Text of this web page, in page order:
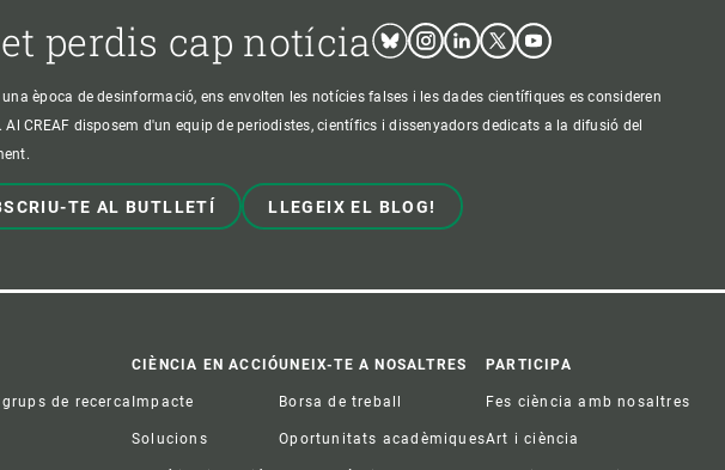
perdis cap notícia BlueskyInstagram
LinkedinTwitterYoutube
època de desinformació, ens envolten les notícies falses i les dades científiques es consideren
Al CREAF disposem d'un equip de periodistes, científics i dissenyadors dedicats a la difusió del
TE AL BUTLLETÍ LLEGEIX EL BLOG!
de recerca
CIÈNCIA EN ACCIÓ
Impacte
Solucions
UNEIX-TE A NOSALTRES
Borsa de treball
Oportunitats acadèmiques
PARTICIPA
Fes ciència amb nosaltres
Art i ciència